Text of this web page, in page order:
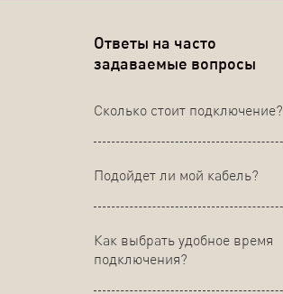
Ответы на часто
задаваемые вопросы
Сколько стоит подключение?
Подойдет ли мой кабель?
Как выбрать удобное время
подключения?